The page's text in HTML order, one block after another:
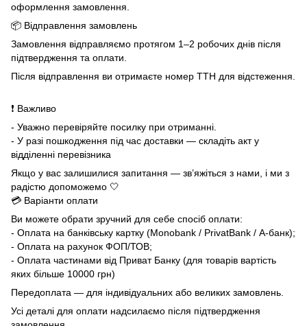
оформлення замовлення.
📦 Відправлення замовлень
Замовлення відправляємо протягом 1–2 робочих днів після
підтвердження та оплати.
Після відправлення ви отримаєте номер ТТН для відстеження.
❗ Важливо
- Уважно перевіряйте посилку при отриманні.
- У разі пошкодження під час доставки — складіть акт у
відділенні перевізника
Якщо у вас залишилися запитання — зв’яжіться з нами, і ми з
радістю допоможемо 🤍
💳 Варіанти оплати
Ви можете обрати зручний для себе спосіб оплати:
- Оплата на банківську картку (Monobank / PrivatBank / А-банк);
- Оплата на рахунок ФОП/ТОВ;
- Оплата частинами від Приват Банку (для товарів вартість
яких більше 10000 грн)
Передоплата — для індивідуальних або великих замовлень.
Усі деталі для оплати надсилаємо після підтвердження